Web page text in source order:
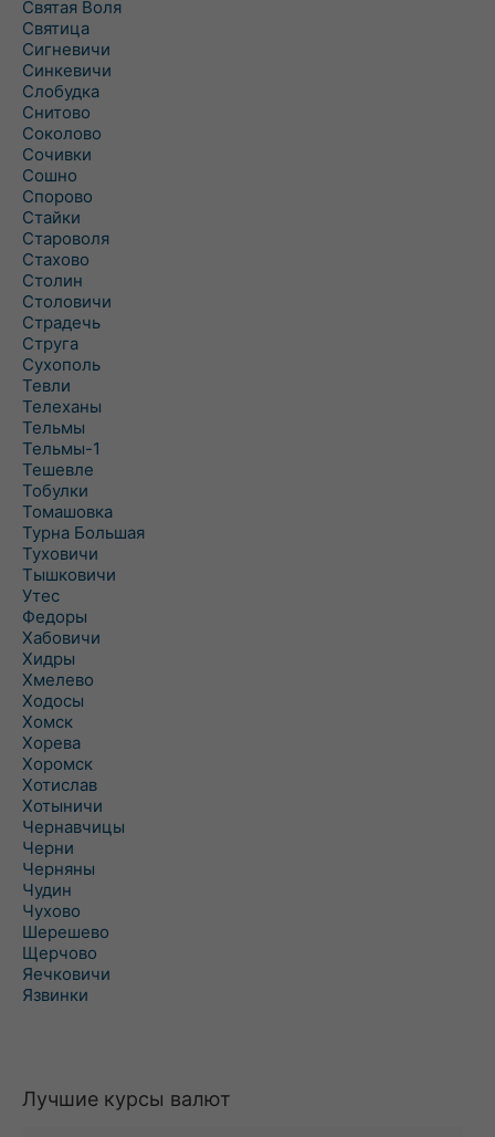
Святая Воля
Святица
Сигневичи
Синкевичи
Слобудка
Снитово
Соколово
Сочивки
Сошно
Спорово
Стайки
Староволя
Стахово
Столин
Столовичи
Страдечь
Струга
Сухополь
Тевли
Телеханы
Тельмы
Тельмы-1
Тешевле
Тобулки
Томашовка
Турна Большая
Туховичи
Тышковичи
Утес
Федоры
Хабовичи
Хидры
Хмелево
Ходосы
Хомск
Хорева
Хоромск
Хотислав
Хотыничи
Чернавчицы
Черни
Черняны
Чудин
Чухово
Шерешево
Щерчово
Яечковичи
Язвинки
Лучшие курсы валют